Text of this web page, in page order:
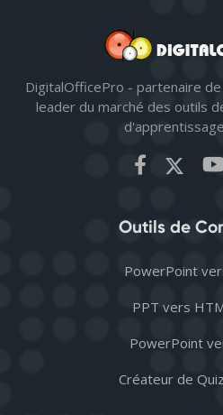
DigitalOfficePro - partenaire
leader du marché des outils
Outils de
PowerPoint
PPT vers
PowerPoint
Créateur de